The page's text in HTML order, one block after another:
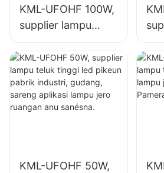
KML-UFOHF 100W,
supplier lampu
teluk tinggi led
pikeun pabrik
industri, gudang,
sareng aplikasi
lampu jero ruangan
KML-UFOHF 50W,